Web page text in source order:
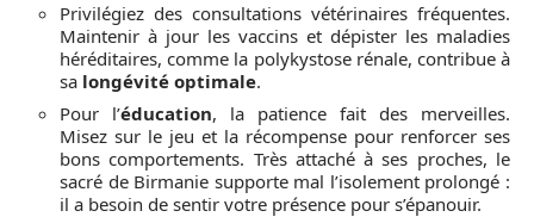
Privilégiez des consultations vétérinaires fréquentes.
Maintenir à jour les vaccins et dépister les maladies
héréditaires, comme la polykystose rénale, contribue à
sa longévité optimale.
Pour l’éducation, la patience fait des merveilles.
Misez sur le jeu et la récompense pour renforcer ses
bons comportements. Très attaché à ses proches, le
sacré de Birmanie supporte mal l’isolement prolongé :
il a besoin de sentir votre présence pour s’épanouir.